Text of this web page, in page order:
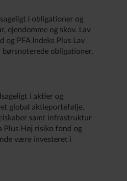
i obligationer og
ejendomme og skov. Lav
og PFA Indeks Plus Lav
obligationer.
i aktier og
global aktieportefølje,
samt infrastruktur
Plus Høj risiko fond og
være investeret i